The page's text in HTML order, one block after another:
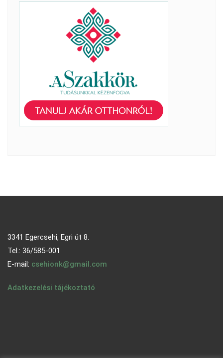
3341 Egercsehi, Egri út 8.
Tel.: 36/585-001
E-mail: csehionk@gmail.com
Adatkezelési tájékoztató